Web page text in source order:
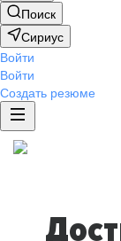
Поиск
Сириус
Войти
Войти
Создать резюме